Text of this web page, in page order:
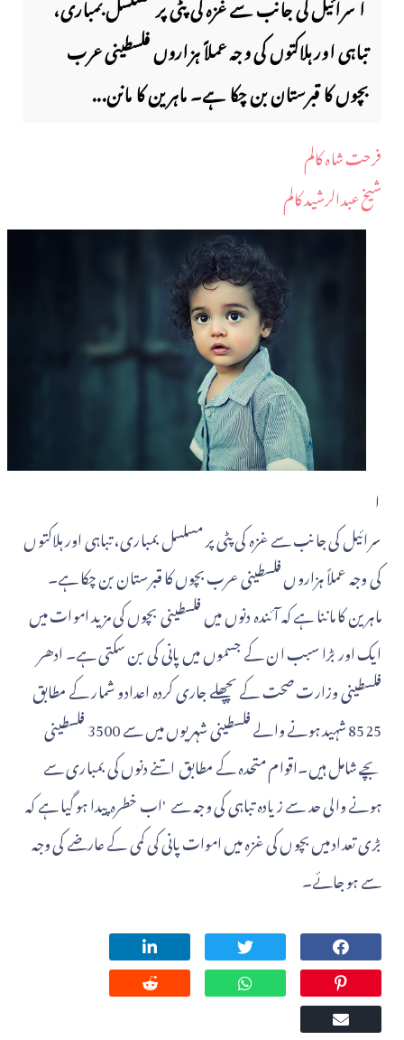
تباہی اور ہلاکتوں کی وجہ عملاً ہزاروں فلسطینی عرب
بچوں کا قبرستان بن چکا ہے۔ ماہرین کا مانن...
فرحت شاہ کالم
شیخ عبدالرشید کالم
ا
سرائیل کی جانب سے غزہ کی پٹی پر مسلسل بمباری، تباہی اور ہلاکتوں
کی وجہ عملاً ہزاروں فلسطینی عرب بچوں کا قبرستان بن چکا ہے۔
ماہرین کا ماننا ہے کہ آئندہ دنوں میں فلسطینی بچوں کی مزید اموات میں
ایک اور بڑا سبب ان کے جسموں میں پانی کی بن سکتی ہے۔ ادھر
فلسطینی وزارت صحت کے پچھلے جاری کردہ اعدادو شمار کے مطابق
8525 شہید ہونے والے فلسطینی شہریوں میں سے 3500 فلسطینی
بچے شامل ہیں۔اقوام متحدہ کے مطابق اتنے دنوں کی بمباری سے
ہونے والی حد سے زیادہ تباہی کی وجہ سے 'اب خطرہ پیدا ہو گیا ہے کہ
بڑی تعداد میں بچوں کی غزہ میں اموات پانی کی کمی کے عارضے کی وجہ
سے ہو جائے۔